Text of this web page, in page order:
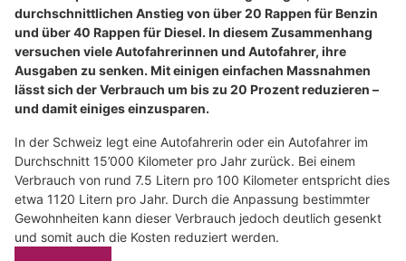
durchschnittlichen Anstieg von über 20 Rappen für Benzin
und über 40 Rappen für Diesel. In diesem Zusammenhang
versuchen viele Autofahrerinnen und Autofahrer, ihre
Ausgaben zu senken. Mit einigen einfachen Massnahmen
lässt sich der Verbrauch um bis zu 20 Prozent reduzieren –
und damit einiges einzusparen.
In der Schweiz legt eine Autofahrerin oder ein Autofahrer im
Durchschnitt 15’000 Kilometer pro Jahr zurück. Bei einem
Verbrauch von rund 7.5 Litern pro 100 Kilometer entspricht dies
etwa 1120 Litern pro Jahr. Durch die Anpassung bestimmter
Gewohnheiten kann dieser Verbrauch jedoch deutlich gesenkt
und somit auch die Kosten reduziert werden.